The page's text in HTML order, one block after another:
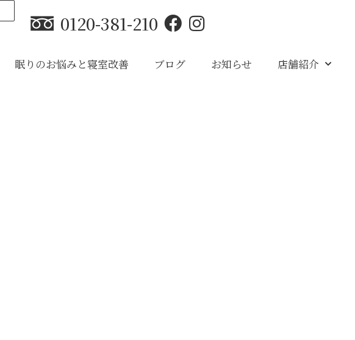
0120-381-210
眠りのお悩みと寝室改善 ブログ お知らせ 店舗紹介